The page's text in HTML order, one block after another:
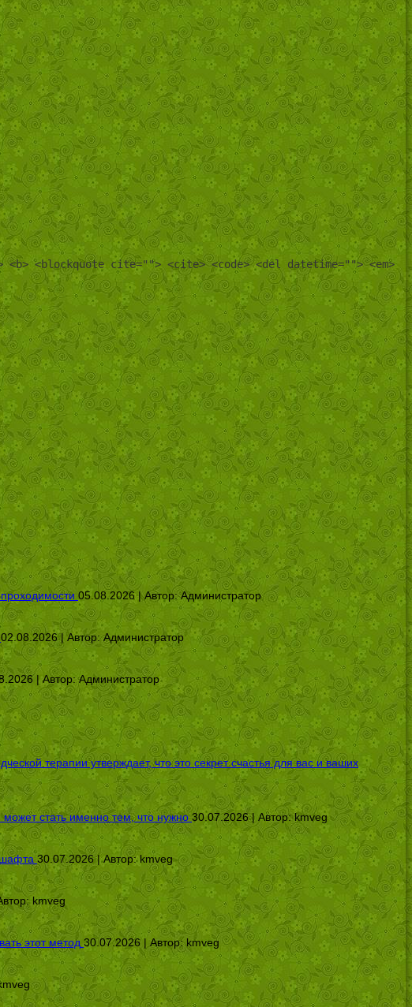
<blockquote cite=""> <cite> <code> <del datetime=""> <em>
05.08.2026 | Автор:Администратор
02.08.2026 | Автор:Администратор
| Автор:Администратор
терапии утверждает, что это секрет счастья для вас и ваших
стать именно тем, что нужно 30.07.2026 | Автор:kmveg
30.07.2026 | Автор:kmveg
kmveg
этот метод 30.07.2026 | Автор: kmveg